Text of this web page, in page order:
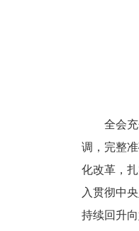
全会
调，完整
化改革，
入贯彻中
持续回升